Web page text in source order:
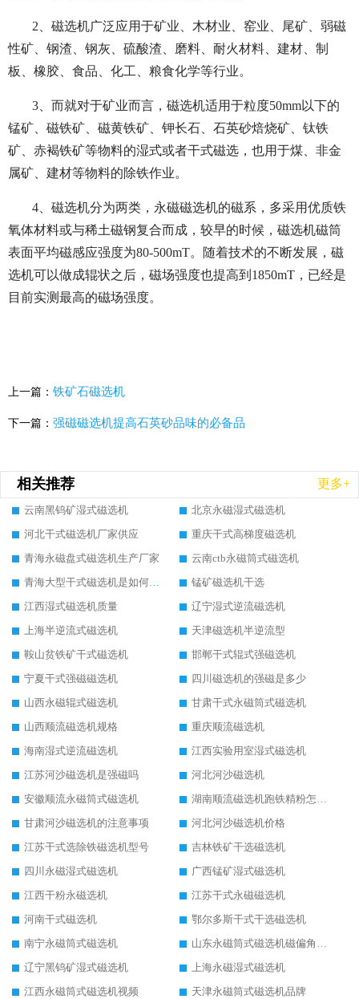
2、磁选机广泛应用于矿业、木材业、窑业、尾矿、弱磁
性矿、钢渣、钢灰、硫酸渣、磨料、耐火材料、建材、制
板、橡胶、食品、化工、粮食化学等行业。
3、而就对于矿业而言，磁选机适用于粒度50mm以下的
锰矿、磁铁矿、磁黄铁矿、钾长石、石英砂焙烧矿、钛铁
矿、赤褐铁矿等物料的湿式或者干式磁选，也用于煤、非金
属矿、建材等物料的除铁作业。
4、磁选机分为两类，永磁磁选机的磁系，多采用优质铁
氧体材料或与稀土磁钢复合而成，较早的时候，磁选机磁筒
表面平均磁感应强度为80-500mT。随着技术的不断发展，磁
选机可以做成辊状之后，磁场强度也提高到1850mT，已经是
目前实测最高的磁场强度。
上一篇： 铁矿石磁选机
下一篇： 强磁磁选机提高石英砂品味的必备品
相关推荐 更多+
云南黑钨矿湿式磁选机
北京永磁湿式磁选机
河北干式磁选机厂家供应
重庆干式高梯度磁选机
青海永磁盘式磁选机生产厂家
云南ctb永磁筒式磁选机
青海大型干式磁选机是如何选矿的
锰矿磁选机干选
江西湿式磁选机质量
辽宁湿式逆流磁选机
上海半逆流式磁选机
天津磁选机半逆流型
鞍山贫铁矿干式磁选机
邯郸干式辊式强磁选机
宁夏干式强磁磁选机
四川磁选机的强磁是多少
山西永磁辊式磁选机
甘肃干式永磁筒式磁选机
山西顺流磁选机规格
重庆顺流磁选机
海南湿式逆流磁选机
江西实验用室湿式磁选机
江苏河沙磁选机是强磁吗
河北河沙磁选机
安徽顺流永磁筒式磁选机
湖南顺流磁选机跑铁精粉怎么处理
甘肃河沙磁选机的注意事项
河北河沙磁选机价格
江苏干式选除铁磁选机型号
吉林铁矿干选磁选机
四川永磁湿式磁选机
广西锰矿湿式磁选机
江西干粉永磁选机
江苏干式永磁磁选机
河南干式磁选机
鄂尔多斯干式干选磁选机
南宁永磁筒式磁选机
山东永磁筒式磁选机磁偏角怎么调整
辽宁黑钨矿湿式磁选机
上海永磁湿式磁选机
江西永磁筒式磁选机视频
天津永磁筒式磁选机品牌